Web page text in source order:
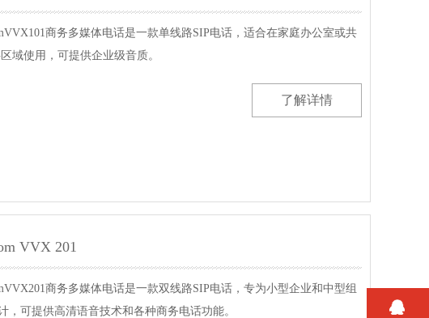
商务多媒体电话是一款单线路SIP电话，适合在家庭办公室或共
域使用，可提供企业级音质。
了解详情
VVX 201
商务多媒体电话是一款双线路SIP电话，专为小型企业和中型组
，可提供高清语音技术和各种商务电话功能。